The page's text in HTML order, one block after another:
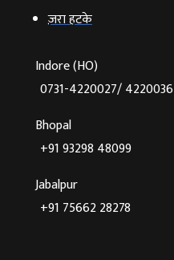
ज़रा हटके
Indore (HO)
0731-4220027/ 4220036
Bhopal
+91 93298 48099
Jabalpur
+91 75662 28278